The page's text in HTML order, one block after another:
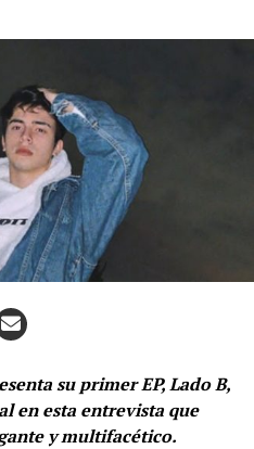
su primer EP, Lado B,
en esta entrevista que
y multifacético.